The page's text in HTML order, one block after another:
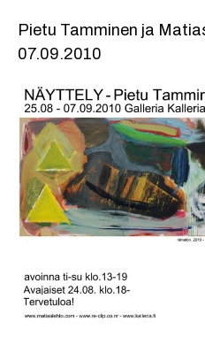
Pietu Tamminen ja
07.09.2010